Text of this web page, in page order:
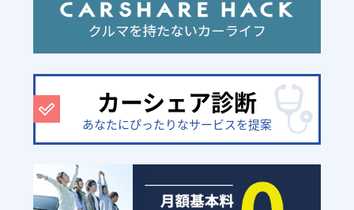
カーシェア診断
あなたにぴったりなサービスを提案